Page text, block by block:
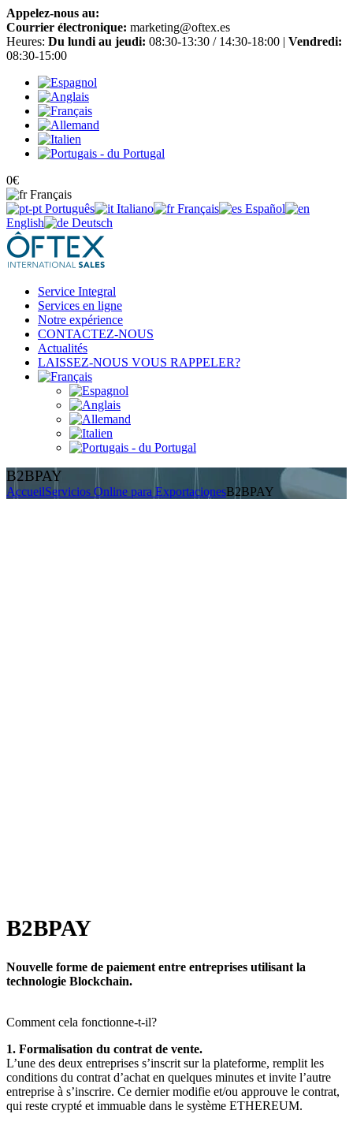
Appelez-nous au:
Courrier électronique: marketing@oftex.es
Heures: Du lundi au jeudi: 08:30-13:30 / 14:30-18:00 | Vendredi:
08:30-15:00
0€
Français
Português
Italiano Français
Español
English
Deutsch
Service Integral
Services en ligne
Notre expérience
CONTACTEZ-NOUS
Actualités
LAISSEZ-NOUS VOUS RAPPELER?
B2BPAY
AccueilServicios Online para ExportacionesB2BPAY
B2BPAY
Nouvelle forme de paiement entre entreprises utilisant la
technologie Blockchain.
Comment cela fonctionne-t-il?
1. Formalisation du contrat de vente.
L’une des deux entreprises s’inscrit sur la plateforme, remplit les
conditions du contrat d’achat en quelques minutes et invite l’autre
entreprise à s’inscrire. Ce dernier modifie et/ou approuve le contrat,
qui reste crypté et immuable dans le système ETHEREUM.